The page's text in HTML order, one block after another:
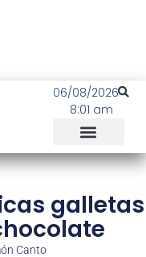
06/08/2026
8:01 am
galletas
Canto